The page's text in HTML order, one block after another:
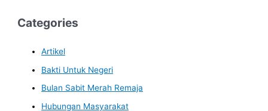
Categories
Artikel
Bakti Untuk Negeri
Bulan Sabit Merah Remaja
Hubungan Masyarakat